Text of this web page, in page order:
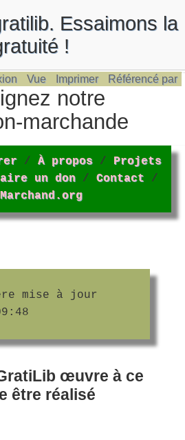
Essaimons la
!
Vue Imprimer Référencé par
notre
marchande
/ À propos / Projets
un don / Contact /
mise à jour
œuvre à ce
être réalisé